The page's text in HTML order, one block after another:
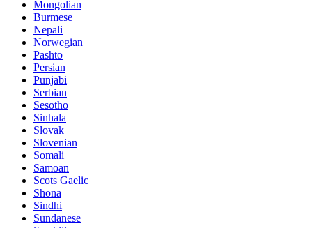
Mongolian
Burmese
Nepali
Norwegian
Pashto
Persian
Punjabi
Serbian
Sesotho
Sinhala
Slovak
Slovenian
Somali
Samoan
Scots Gaelic
Shona
Sindhi
Sundanese